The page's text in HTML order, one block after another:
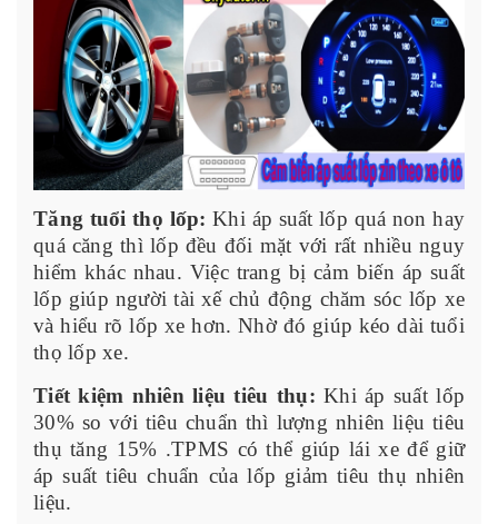
Tăng tuổi thọ lốp: Khi áp suất lốp quá non hay
quá căng thì lốp đều đối mặt với rất nhiều nguy
hiểm khác nhau. Việc trang bị cảm biến áp suất
lốp giúp người tài xế chủ động chăm sóc lốp xe
và hiểu rõ lốp xe hơn. Nhờ đó giúp kéo dài tuổi
thọ lốp xe.
Tiết kiệm nhiên liệu tiêu thụ: Khi áp suất lốp
30% so với tiêu chuẩn thì lượng nhiên liệu tiêu
thụ tăng 15% .TPMS có thể giúp lái xe để giữ
áp suất tiêu chuẩn của lốp giảm tiêu thụ nhiên
liệu.